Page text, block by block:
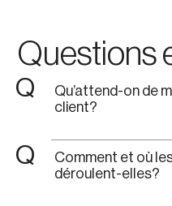
Questions
Q
Qu’attend-on de
client?
Q
Comment et où
déroulent-elles?